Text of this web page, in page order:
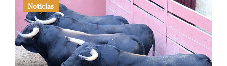
Noticias